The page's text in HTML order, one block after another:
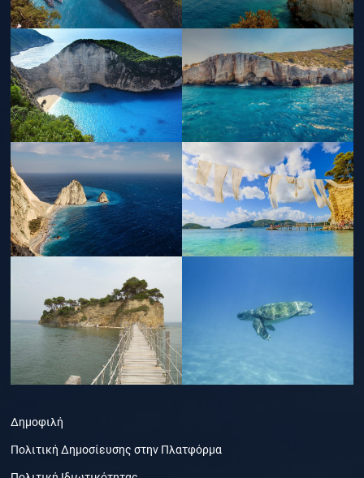
Δημοφιλή
Πολιτική Δημοσίευσης στην Πλατφόρμα